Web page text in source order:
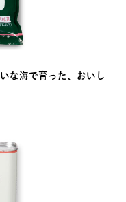
な海で育った、おいし